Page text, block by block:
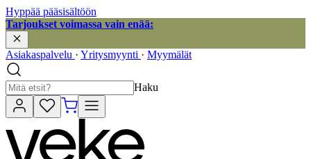
Hyppää pääsisältöön
Tarjoukset voimassa vain enää:
Asiakaspalvelu · Yritysmyynti · Myymälät
Haku